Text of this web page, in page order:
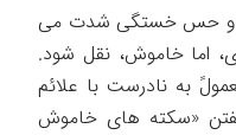
و حس خستگی شدت می
اما خاموش، نقل شود.
به نادرست با علائم
«سکته های خاموش